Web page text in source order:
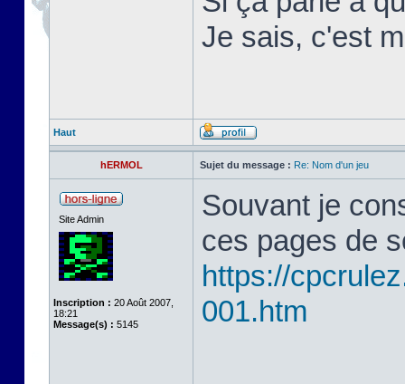
Je sais, c'est
Haut
hERMOL Sujet du message : Re: Nom d'un jeu
Site Admin
Inscription : 20 Août 2007,
18:21
Message(s) : 5145
Souvant je
ces pages de
https://
001.htm